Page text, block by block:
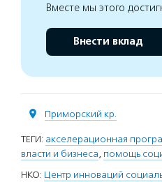
Вместе мы этого
Внести вклад
Приморский кр.
ТЕГИ: акселерационная
власти и бизнеса, помощь
НКО: Центр инноваций